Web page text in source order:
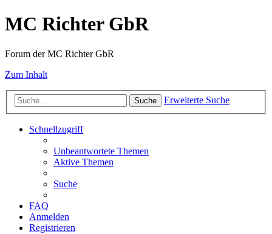
MC Richter GbR
Forum der MC Richter GbR
Zum Inhalt
Suche Erweiterte Suche
Schnellzugriff
Unbeantwortete Themen
Aktive Themen
Suche
FAQ
Anmelden
Registrieren